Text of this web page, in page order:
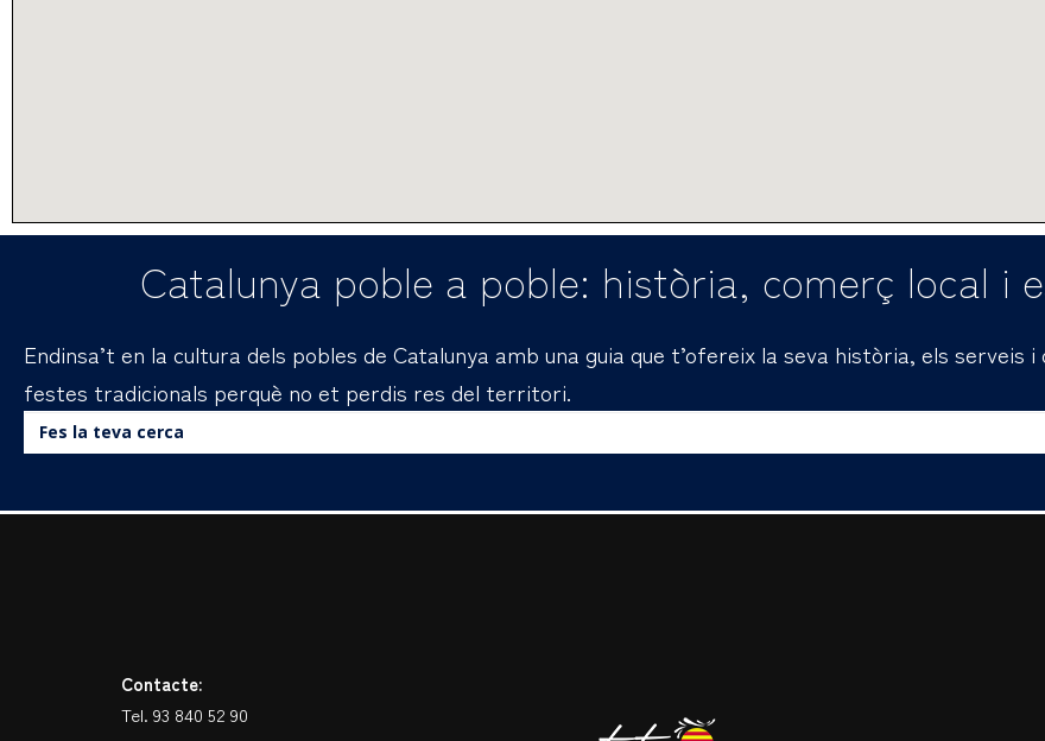
Catalunya poble a poble: història, comerç local i
Endinsa’t en la cultura dels pobles de Catalunya amb una guia que t’ofereix la seva història, els
festes tradicionals perquè no et perdis res del territori.
Contacte:
Tel. 93 840 52 90